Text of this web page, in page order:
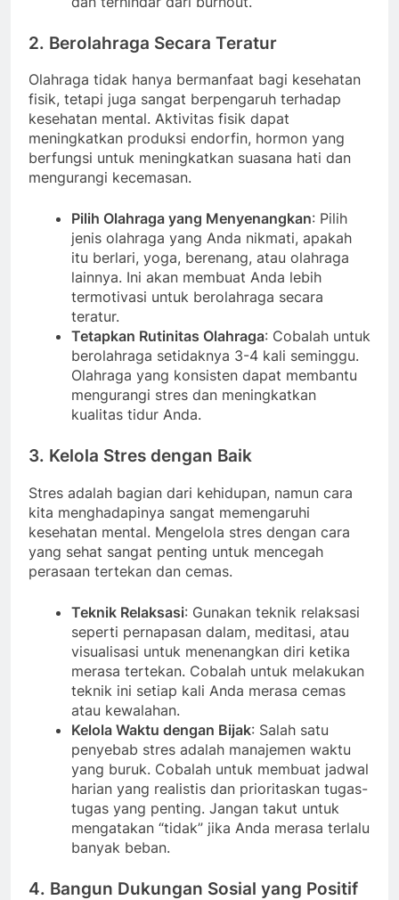
2. Berolahraga Secara Teratur
Olahraga tidak hanya bermanfaat bagi kesehatan
fisik, tetapi juga sangat berpengaruh terhadap
kesehatan mental. Aktivitas fisik dapat
meningkatkan produksi endorfin, hormon yang
berfungsi untuk meningkatkan suasana hati dan
mengurangi kecemasan.
Pilih Olahraga yang Menyenangkan: Pilih
jenis olahraga yang Anda nikmati, apakah
itu berlari, yoga, berenang, atau olahraga
lainnya. Ini akan membuat Anda lebih
termotivasi untuk berolahraga secara
teratur.
Tetapkan Rutinitas Olahraga: Cobalah untuk
berolahraga setidaknya 3-4 kali seminggu.
Olahraga yang konsisten dapat membantu
mengurangi stres dan meningkatkan
kualitas tidur Anda.
3. Kelola Stres dengan Baik
Stres adalah bagian dari kehidupan, namun cara
kita menghadapinya sangat memengaruhi
kesehatan mental. Mengelola stres dengan cara
yang sehat sangat penting untuk mencegah
perasaan tertekan dan cemas.
Teknik Relaksasi: Gunakan teknik relaksasi
seperti pernapasan dalam, meditasi, atau
visualisasi untuk menenangkan diri ketika
merasa tertekan. Cobalah untuk melakukan
teknik ini setiap kali Anda merasa cemas
atau kewalahan.
Kelola Waktu dengan Bijak: Salah satu
penyebab stres adalah manajemen waktu
yang buruk. Cobalah untuk membuat jadwal
harian yang realistis dan prioritaskan tugas-
tugas yang penting. Jangan takut untuk
mengatakan “tidak” jika Anda merasa terlalu
banyak beban.
4. Bangun Dukungan Sosial yang Positif